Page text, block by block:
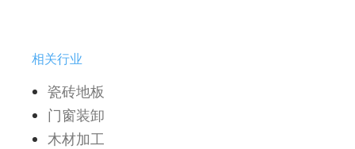
相关行业
瓷砖地板
门窗装卸
木材加工